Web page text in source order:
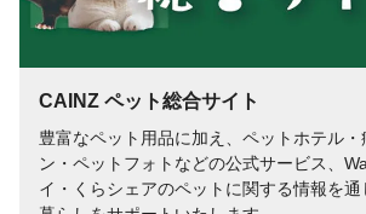
CAINZ ペット総合サイト
豊富なペット用品に加え、ペットホテル・
ン・ペットフォトなどの公式サービス、
イ・くらシェアのペットに関する情報を